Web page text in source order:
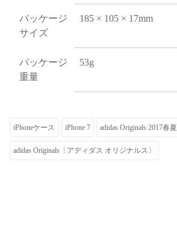
パッケージ
サイズ
185 × 105 × 17mm
パッケージ
重量
53g
iPhoneケース iPhone 7 adidas Originals 2017春夏
adidas Originals〔アディダス オリジナルス〕